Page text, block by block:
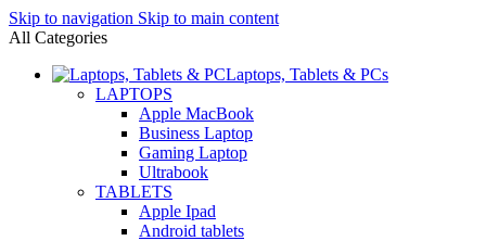
Skip to navigation Skip to main content
All Categories
Laptops, Tablets & PCs
LAPTOPS
Apple MacBook
Business Laptop
Gaming Laptop
Ultrabook
TABLETS
Apple Ipad
Android tablets